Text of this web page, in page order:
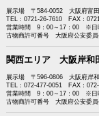
展示場 〒584-0052 大阪府富田
TEL：0721-26-7610 FAX：
営業時間 9：00～17：00 ※日
古物商許可番号 大阪府公安委
関西エリア 大阪岸和
展示場 〒596-0806 大阪府岸和
TEL：072-477-0051 FAX：072-
営業時間 9：00～17：00 ※日
古物商許可番号 大阪府公安委